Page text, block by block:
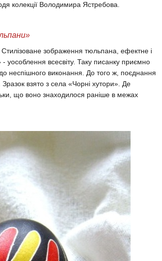
колекції Володимира Ястребова.
зображення тюльпана, ефектне і
уособлення всесвіту. Таку писанку приємно
неспішного виконання. До того ж, поєднання
взято з села «Чорні хутори». Де
що воно знаходилося раніше в межах